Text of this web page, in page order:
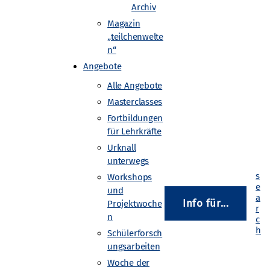
Archiv
Magazin
„teilchenwelte
n“
Angebote
Alle Angebote
Masterclasses
Fortbildungen
für Lehrkräfte
Urknall
unterwegs
Workshops
und
Projektwoche
n
Schülerforsch
ungsarbeiten
Woche der
Info für...